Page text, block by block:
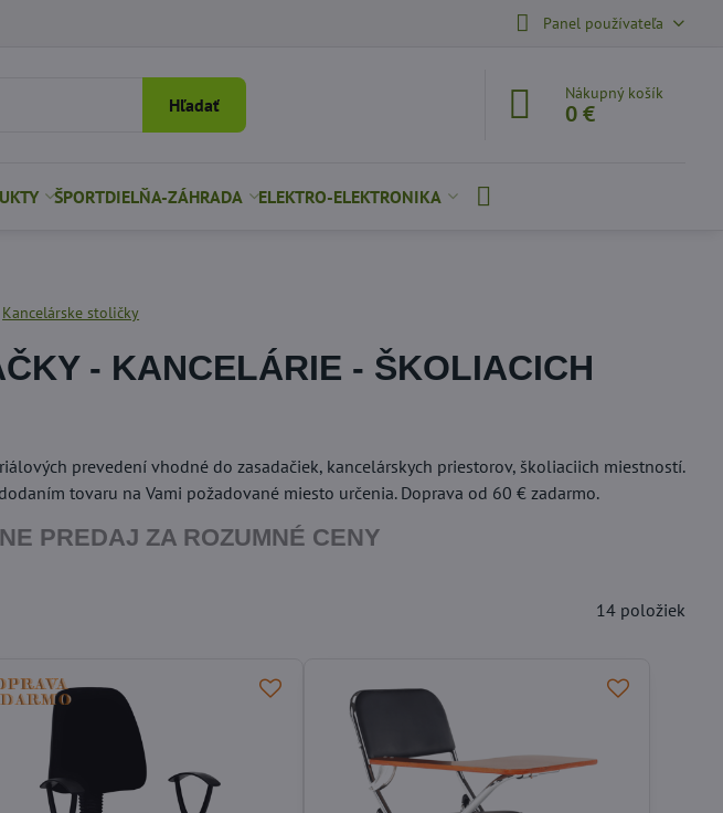
Panel používateľa
Hľadať
Nákupný košík
0 €
ŠPORTDIELŇA-ZÁHRADA ELEKTRO-ELEKTRONIKA
Kancelárske stoličky
- KANCELÁRIE - ŠKOLIACICH
prevedení vhodné do zasadačiek, kancelárskych priestorov, školiaciich miestností.
tovaru na Vami požadované miesto určenia. Doprava od 60 € zadarmo.
PREDAJ ZA ROZUMNÉ CENY
14 položiek